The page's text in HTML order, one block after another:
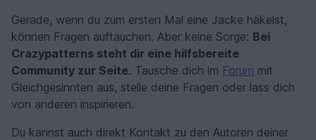
Gerade, wenn du zum ersten Mal eine Jacke häkelst,
können Fragen auftauchen. Aber keine Sorge: Bei
Crazypatterns steht dir eine hilfsbereite
Community zur Seite. Tausche dich im Forum mit
Gleichgesinnten aus, stelle deine Fragen oder lass dich
von anderen inspirieren.
Du kannst auch direkt Kontakt zu den Autoren deiner